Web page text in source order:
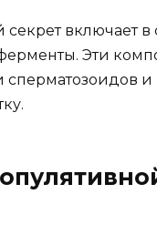
включает
ферменты. Эти
сперматозоидов